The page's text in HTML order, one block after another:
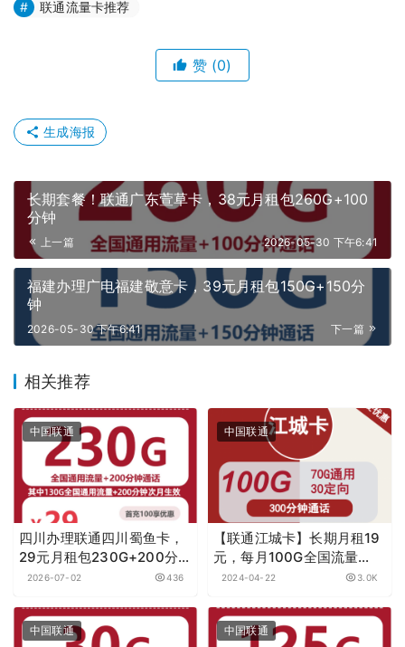
联通流量卡推荐
赞 (0)
生成海报
长期套餐！联通广东萱草卡，38元月租包260G+100
分钟
上一篇 2026-05-30 下午6:41
福建办理广电福建敬意卡，39元月租包150G+150分
钟
下一篇
2026-05-30 下午6:41
相关推荐
中国联通
四川办理联通四川蜀鱼卡，
29元月租包230G+200分
钟
2026-07-02 436
中国联通
【联通江城卡】长期月租19
元，每月100G全国流量
+300分钟通话，首月免月
2024-04-22 3.0K
中国联通 中国联通